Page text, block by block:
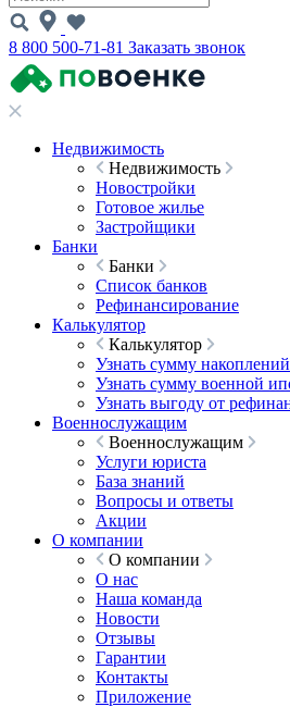
8 800 500-71-81 Заказать звонок
Недвижимость
Недвижимость
Новостройки
Готовое жилье
Застройщики
Банки
Банки
Список банков
Рефинансирование
Калькулятор
Калькулятор
Узнать сумму накоплений
Узнать сумму военной
Узнать выгоду от
Военнослужащим
Военнослужащим
Услуги юриста
База знаний
Вопросы и ответы
Акции
О компании
О компании
О нас
Наша команда
Новости
Отзывы
Гарантии
Контакты
Приложение